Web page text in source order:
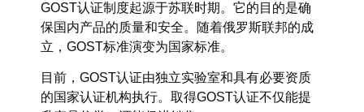
GOST认证制度起源于苏联时期。它的目的是确
保国内产品的质量和安全。随着俄罗斯联邦的成
立，GOST标准演变为国家标准。
目前，GOST认证由独立实验室和具有必要资质
的国家认证机构执行。取得GOST认证不仅能提